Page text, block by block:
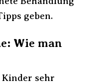
geben.
Wie man
sehr